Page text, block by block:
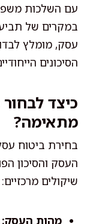
עם השלכות
במקרים של
עסק, מומלץ
הסיכונים
כיצד
מתאימה?
בחירת ביטוח
העסק והסיכון
שיקולים מרכזיים:
מהות העסק: